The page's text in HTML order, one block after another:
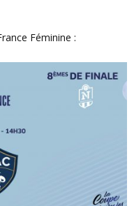
Féminine :